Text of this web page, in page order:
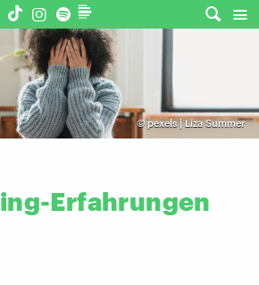
©pexels | Liza Summer
Erfahrungen